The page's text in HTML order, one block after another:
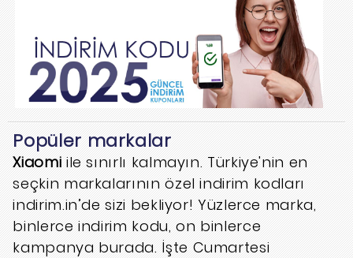
Popüler markalar
Xiaomi ile sınırlı kalmayın. Türkiye'nin en
seçkin markalarının özel indirim kodları
indirim.in’de sizi bekliyor! Yüzlerce marka,
binlerce indirim kodu, on binlerce
kampanya burada. İşte Cumartesi